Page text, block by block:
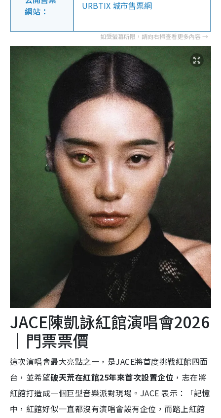
網站：
URBTIX 城市售票網
JACE陳凱詠紅館演唱會2026
｜門票票價
這次演唱會最大亮點之一，是JACE將首度挑戰紅館四面
台，並希望破天荒在紅館25年來首次設置企位 ，志在將
紅館打造成一個巨型音樂派對現場。JACE 表示：「記憶
中，紅館好似一直都沒有演唱會設有企位，而踏上紅館